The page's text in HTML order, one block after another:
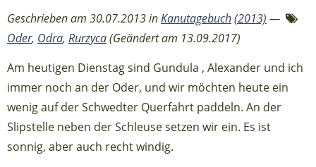
Geschrieben am 30.07.2013 inKanutagebuch(2013) —
Oder, Odra, Rurzyca(Geändert am 13.09.2017)
Am heutigen Dienstag sind Gundula , Alexander und ich
immer noch an der Oder, und wir möchten heute ein
wenig auf der Schwedter Querfahrt paddeln. An der
Slipstelle neben der Schleuse setzen wir ein. Es ist
sonnig, aber auch recht windig.